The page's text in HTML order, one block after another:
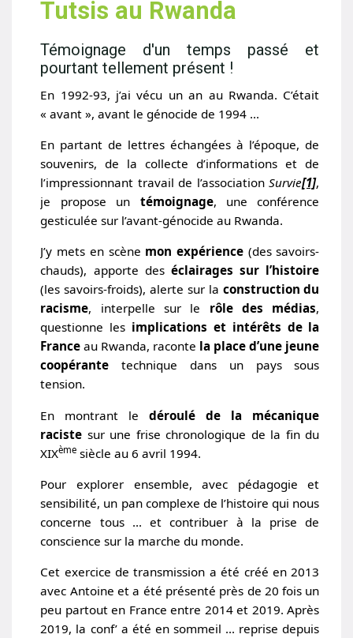
Tutsis au Rwanda
Témoignage d'un temps passé et
pourtant tellement présent !
En 1992-93, j’ai vécu un an au Rwanda. C’était
« avant », avant le génocide de 1994 …
En partant de lettres échangées à l’époque, de
souvenirs, de la collecte d’informations et de
l’impressionnant travail de l’associationSurvie[1],
je propose un témoignage, une conférence
gesticulée sur l’avant-génocide au Rwanda.
J’y mets en scène mon expérience (des savoirs-
chauds), apporte des éclairages sur l’histoire
(les savoirs-froids), alerte sur la construction du
racisme, interpelle sur le rôle des médias,
questionne les implications et intérêts de la
France au Rwanda, raconte la place d’une jeune
coopérante technique dans un pays sous
tension.
En montrant ledéroulé de la mécanique
raciste sur une frise chronologique de la fin du
XIXème siècle au 6 avril 1994.
Pour explorer ensemble, avec pédagogie et
sensibilité, un pan complexe de l’histoire qui nous
concerne tous … et contribuer à la prise de
conscience sur la marche du monde.
Cet exercice de transmission a été créé en 2013
avec Antoine et a été présenté près de 20 fois un
peu partout en France entre 2014 et 2019. Après
2019, la conf’ a été en sommeil … reprise depuis